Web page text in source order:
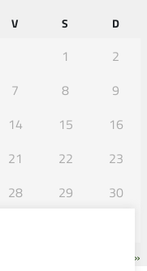
V S D
1
2
7 8
9
14 15
16
21 22
23
28 29
30
SET »